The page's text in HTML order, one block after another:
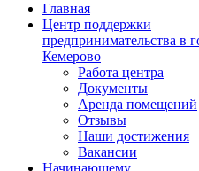
Главная
Центр поддержки
предпринимательства в
Кемерово
Работа центра
Документы
Аренда помещений
Отзывы
Наши достижения
Вакансии
Начинающему